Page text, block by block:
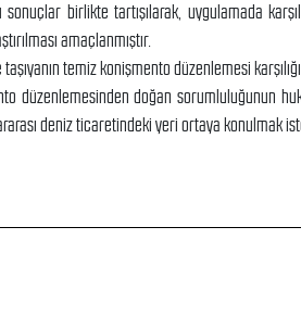
birlikte tartışılarak, uygulamada
amaçlanmıştır.
temiz konişmento düzenlemesi
düzenlemesinden doğan sorumluluğunun
deniz ticaretindeki yeri ortaya konulmak